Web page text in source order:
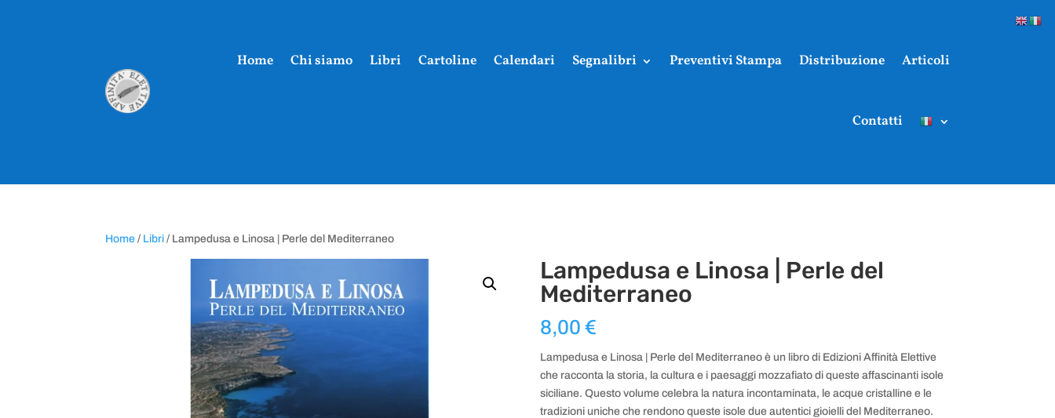
Home Chi siamo Libri Cartoline Calendari Segnalibri Preventivi Stampa Distribuzione Articoli
Contatti
Home / Libri / Lampedusa e Linosa | Perle del Mediterraneo
Lampedusa e Linosa | Perle del
Mediterraneo
8,00€
Lampedusa e Linosa | Perle del Mediterraneo è un libro di Edizioni Affinità Elettive
che racconta la storia, la cultura e i paesaggi mozzafiato di queste affascinanti isole
siciliane. Questo volume celebra la natura incontaminata, le acque cristalline e le
tradizioni uniche che rendono queste isole due autentici gioielli del Mediterraneo.